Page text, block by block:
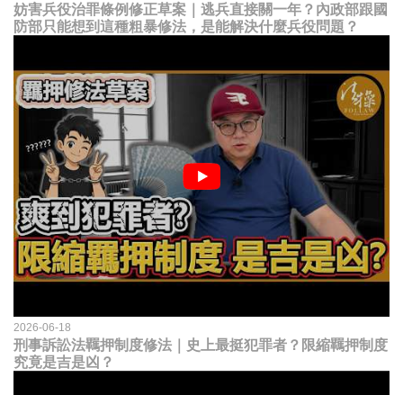
妨害兵役治罪條例修正草案｜逃兵直接關一年？內政部跟國
防部只能想到這種粗暴修法，是能解決什麼兵役問題？
2026-06-18
刑事訴訟法羈押制度修法｜史上最挺犯罪者？限縮羈押制度
究竟是吉是凶？